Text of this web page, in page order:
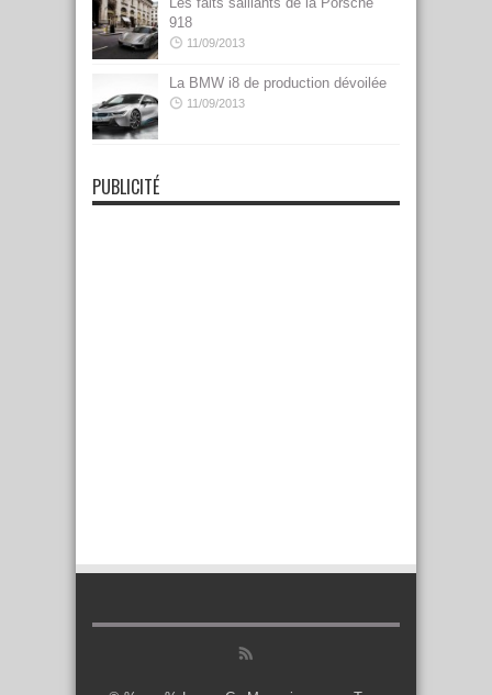
918
11/09/2013
La BMW i8 de production dévoilée
11/09/2013
PUBLICITÉ